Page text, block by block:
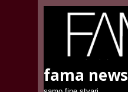
fama news